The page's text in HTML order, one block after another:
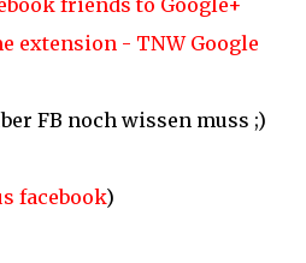
friends to Google+
extension - TNW Google
FB noch wissen muss ;)
facebook)